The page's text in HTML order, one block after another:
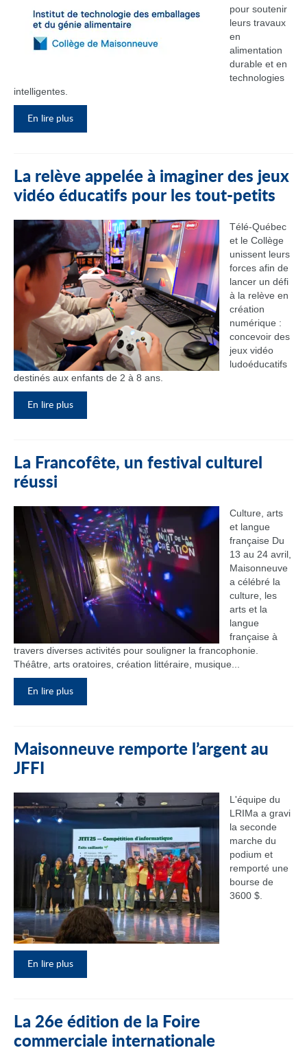
pour soutenir
leurs travaux
en
alimentation
durable et en
technologies
intelligentes.
En lire plus
La relève appelée à imaginer des jeux
vidéo éducatifs pour les tout-petits
Télé-Québec
et le Collège
unissent leurs
forces afin de
lancer un défi
à la relève en
création
numérique :
concevoir des
jeux vidéo
ludoéducatifs
destinés aux enfants de 2 à 8 ans.
En lire plus
La Francofête, un festival culturel
réussi
Culture, arts
et langue
française Du
13 au 24 avril,
Maisonneuve
a célébré la
culture, les
arts et la
langue
française à
travers diverses activités pour souligner la francophonie.
Théâtre, arts oratoires, création littéraire, musique...
En lire plus
Maisonneuve remporte l’argent au
JFFI
L'équipe du
LRIMa a gravi
la seconde
marche du
podium et
remporté une
bourse de
3600 $.
En lire plus
La 26e édition de la Foire
commerciale internationale